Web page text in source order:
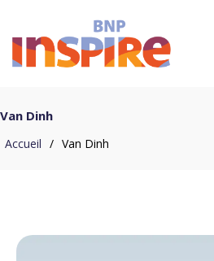
Van Dinh
Accueil / Van Dinh